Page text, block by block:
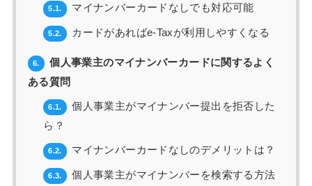
5.1. マイナンバーカードなしでも対応可能
5.2. カードがあればe-Taxが利用しやすくなる
6.
個人事業主のマイナンバーカードに関するよく
ある質問
6.1.
個人事業主がマイナンバー提出を拒否した
ら？
6.2. マイナンバーカードなしのデメリットは？
6.3.
個人事業主がマイナンバーを検索する方法